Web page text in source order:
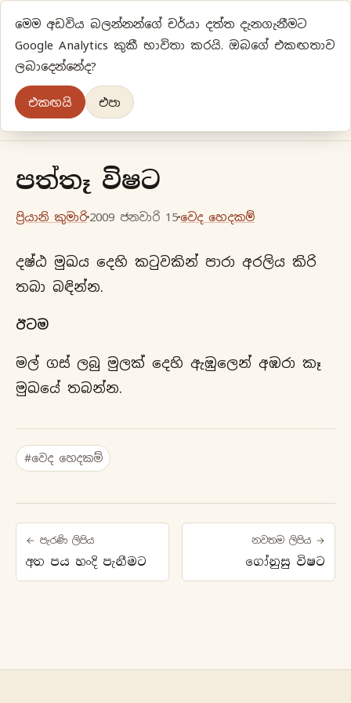
ප්‍රියානිගේ අදහස්‍...
මුල් පිටුවවර්ගීකරණ
පත්තෑ විෂට
ප්‍රියානි කුමාරි 2009 ජනවාරි 15 වෙද හෙදකම්
දෂ්ඨ මුඛය දෙහි කටුවකින් පාරා අරලිය කිරි
තබා බඳින්න.
ඊටම
මල් ගස් ලබු මුලක් දෙහි ඇඹුලෙන් අඹරා කෑ
මුඛයේ තබන්න.
#වෙද හෙදකම්
← පැරණි ලිපිය
අත පය හංදි පැනීමට
නවතම ලිපිය →
ගෝනුසු විෂට
මෙම අඩවිය බලන්නන්ගේ චර්යා දත්ත දැනගැනීමට
Google Analytics කුකී භාවිතා කරයි. ඔබගේ එකඟතාව
ලබාදෙන්නේද?
එකඟයි එපා